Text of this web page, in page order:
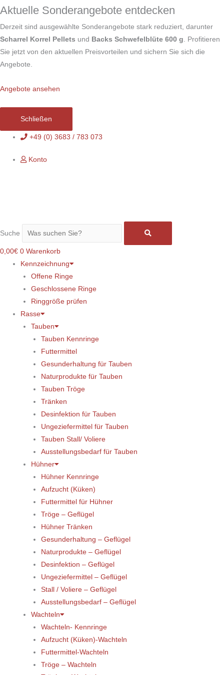
Aktuelle Sonderangebote entdecken
Derzeit sind ausgewählte Sonderangebote stark reduziert, darunter
Scharrel Korrel Pellets und Backs Schwefelblüte 600 g. Profitieren
Sie jetzt von den aktuellen Preisvorteilen und sichern Sie sich die
Angebote.
Angebote ansehen
Schließen
Zum
springen
+49 (0) 3683 / 783 073
Konto
Suche
0,00€ 0 Warenkorb
Kennzeichnung
Offene Ringe
Geschlossene Ringe
Ringgröße prüfen
Rasse
Tauben
Tauben Kennringe
Futtermittel
Gesunderhaltung für Tauben
Naturprodukte für Tauben
Tauben Tröge
Tränken
Desinfektion für Tauben
Ungeziefermittel für Tauben
Tauben Stall/ Voliere
Ausstellungsbedarf für Tauben
Hühner
Hühner Kennringe
Aufzucht (Küken)
Futtermittel für Hühner
Tröge – Geflügel
Hühner Tränken
Gesunderhaltung – Geflügel
Naturprodukte – Geflügel
Desinfektion – Geflügel
Ungeziefermittel – Geflügel
Stall / Voliere – Geflügel
Ausstellungsbedarf – Geflügel
Wachteln
Wachteln- Kennringe
Aufzucht (Küken)-Wachteln
Futtermittel-Wachteln
Tröge – Wachteln